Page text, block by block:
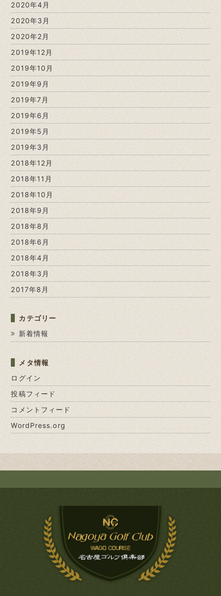
2020年4月
2020年3月
2020年2月
2019年12月
2019年10月
2019年9月
2019年7月
2019年6月
2019年5月
2019年3月
2018年12月
2018年11月
2018年10月
2018年9月
2018年8月
2018年6月
2018年4月
2018年3月
2017年8月
カテゴリー
新着情報
メタ情報
ログイン
投稿フィード
コメントフィード
WordPress.org